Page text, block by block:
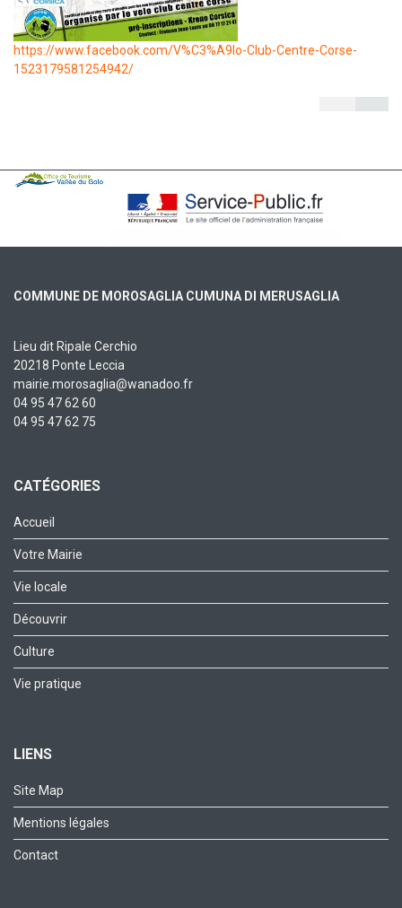
https://www.facebook.com/V%C3%A9lo-Club-Centre-Corse-
1523179581254942/
COMMUNE DE MOROSAGLIA CUMUNA DI MERUSAGLIA
Lieu dit Ripale Cerchio
20218 Ponte Leccia
mairie.morosaglia@wanadoo.fr
04 95 47 62 60
04 95 47 62 75
CATÉGORIES
Accueil
Votre Mairie
Vie locale
Découvrir
Culture
Vie pratique
LIENS
Site Map
Mentions légales
Contact